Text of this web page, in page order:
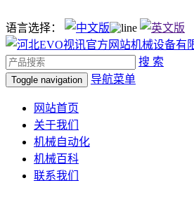
语言选择：
搜 索
Toggle navigation 导航菜单
网站首页
关于我们
机械自动化
机械百科
联系我们